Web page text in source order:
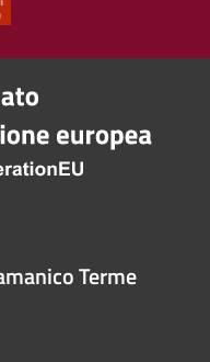
Terme